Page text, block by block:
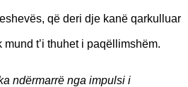
që deri dje kanë qarkulluar
t’i thuhet i paqëllimshëm.
ndërmarrë nga impulsi i